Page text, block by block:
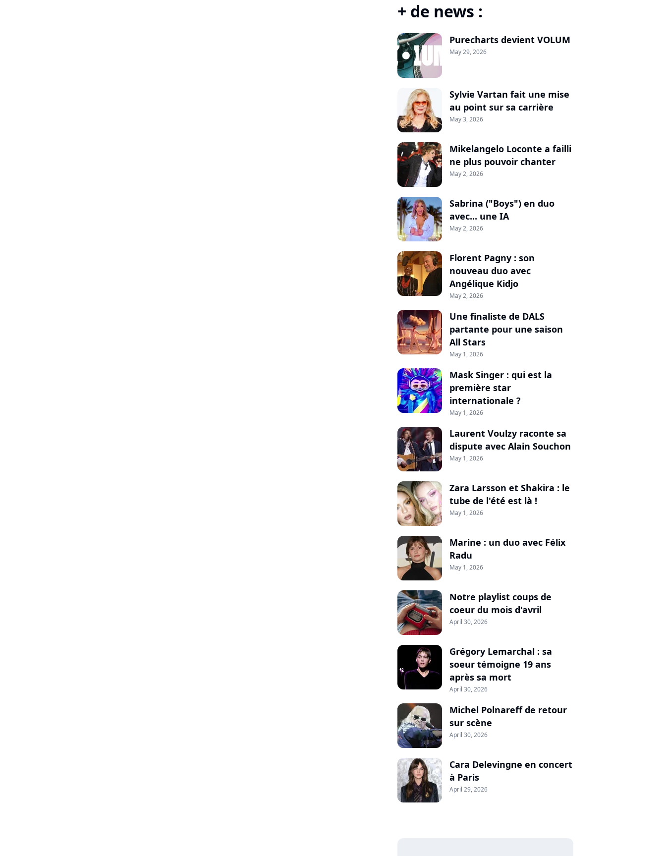
+ de news :
Purecharts devient VOLUM
May 29, 2026
Sylvie Vartan fait une mise
au point sur sa carrière
May 3, 2026
Mikelangelo Loconte a failli
ne plus pouvoir chanter
May 2, 2026
Sabrina ("Boys") en duo
avec... une IA
May 2, 2026
Florent Pagny : son
nouveau duo avec
Angélique Kidjo
May 2, 2026
Une finaliste de DALS
partante pour une saison
All Stars
May 1, 2026
Mask Singer : qui est la
première star
internationale ?
May 1, 2026
Laurent Voulzy raconte sa
dispute avec Alain Souchon
May 1, 2026
Zara Larsson et Shakira : le
tube de l'été est là !
May 1, 2026
Marine : un duo avec Félix
Radu
May 1, 2026
Notre playlist coups de
coeur du mois d'avril
April 30, 2026
Grégory Lemarchal : sa
soeur témoigne 19 ans
après sa mort
April 30, 2026
Michel Polnareff de retour
sur scène
April 30, 2026
Cara Delevingne en concert
à Paris
April 29, 2026